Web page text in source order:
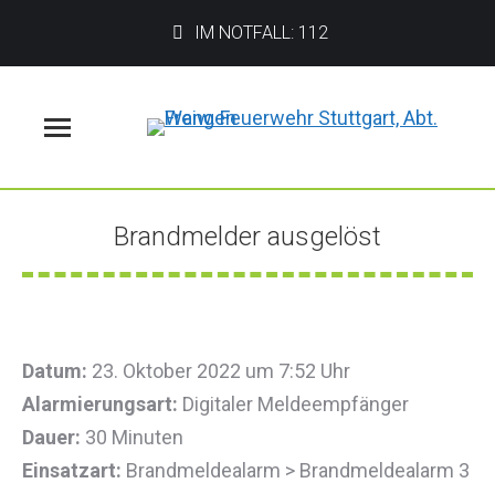
IM NOTFALL: 112
Brandmelder ausgelöst
Sie befinden sich hier:
Datum: 23. Oktober 2022 um 7:52 Uhr
Alarmierungsart: Digitaler Meldeempfänger
Dauer: 30 Minuten
Einsatzart: Brandmeldealarm > Brandmeldealarm 3